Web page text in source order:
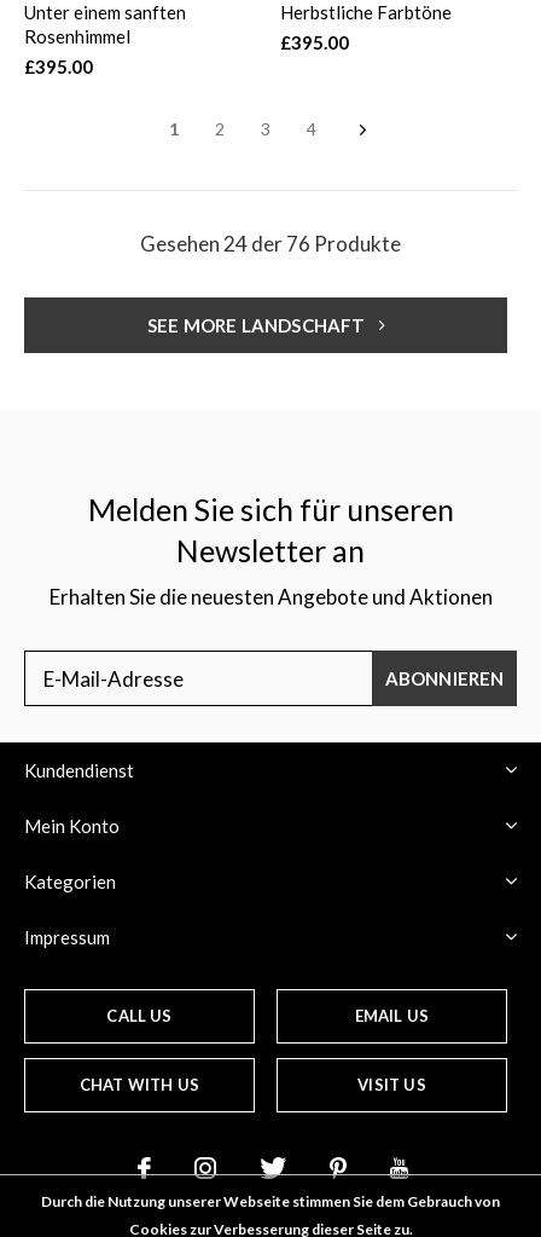
Unter einem sanften
Rosenhimmel
£395.00
Herbstliche Farbtöne
£395.00
1 2 3 4
Gesehen 24 der 76 Produkte
SEE MORE LANDSCHAFT
Melden Sie sich für unseren
Newsletter an
Erhalten Sie die neuesten Angebote und Aktionen
ABONNIEREN
Kundendienst
Mein Konto
Kategorien
Impressum
CALL US EMAIL US
CHAT WITH US VISIT US
Durch die Nutzung unserer Webseite stimmen Sie dem Gebrauch von
Cookies zur Verbesserung dieser Seite zu.